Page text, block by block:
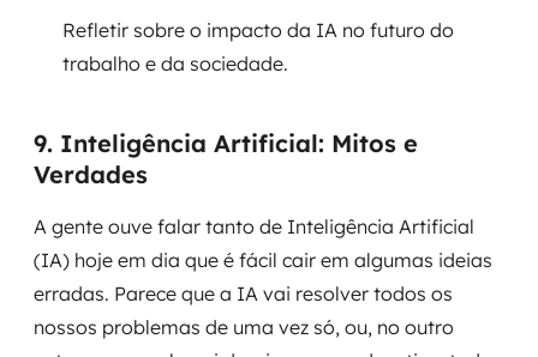
Refletir sobre o impacto da IA no futuro do
trabalho e da sociedade.
9. Inteligência Artificial: Mitos e
Verdades
A gente ouve falar tanto de Inteligência Artificial
(IA) hoje em dia que é fácil cair em algumas ideias
erradas. Parece que a IA vai resolver todos os
nossos problemas de uma vez só, ou, no outro